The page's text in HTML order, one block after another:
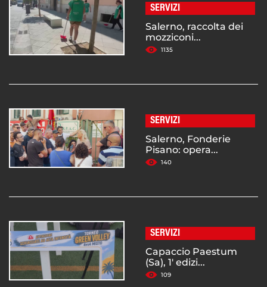
SERVIZI
Salerno, raccolta dei
mozziconi...
1135
SERVIZI
Salerno, Fonderie
Pisano: opera...
140
SERVIZI
Capaccio Paestum
(Sa), 1' edizi...
109